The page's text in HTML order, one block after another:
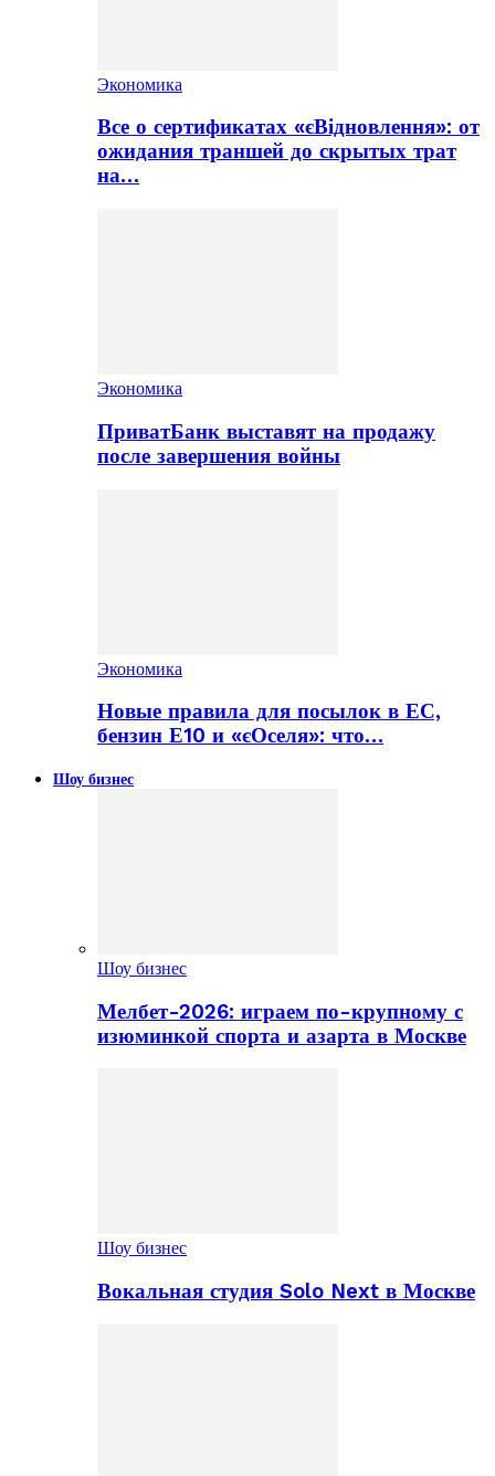
Экономика
Все о сертификатах «єВідновлення»: от
ожидания траншей до скрытых трат
на…
Экономика
ПриватБанк выставят на продажу
после завершения войны
Экономика
Новые правила для посылок в ЕС,
бензин Е10 и «єОселя»: что…
Шоу бизнес
Шоу бизнес
Мелбет-2026: играем по-крупному с
изюминкой спорта и азарта в Москве
Шоу бизнес
Вокальная студия Solo Next в Москве